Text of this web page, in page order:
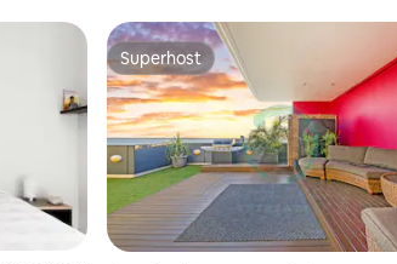
hóspedes Superhost
Superhost